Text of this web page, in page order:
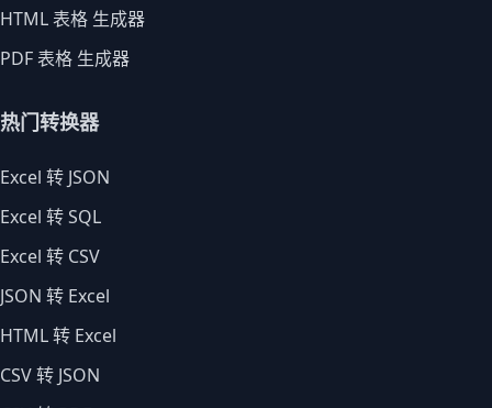
HTML 表格 生成器
PDF 表格 生成器
热门转换器
Excel 转 JSON
Excel 转 SQL
Excel 转 CSV
JSON 转 Excel
HTML 转 Excel
CSV 转 JSON